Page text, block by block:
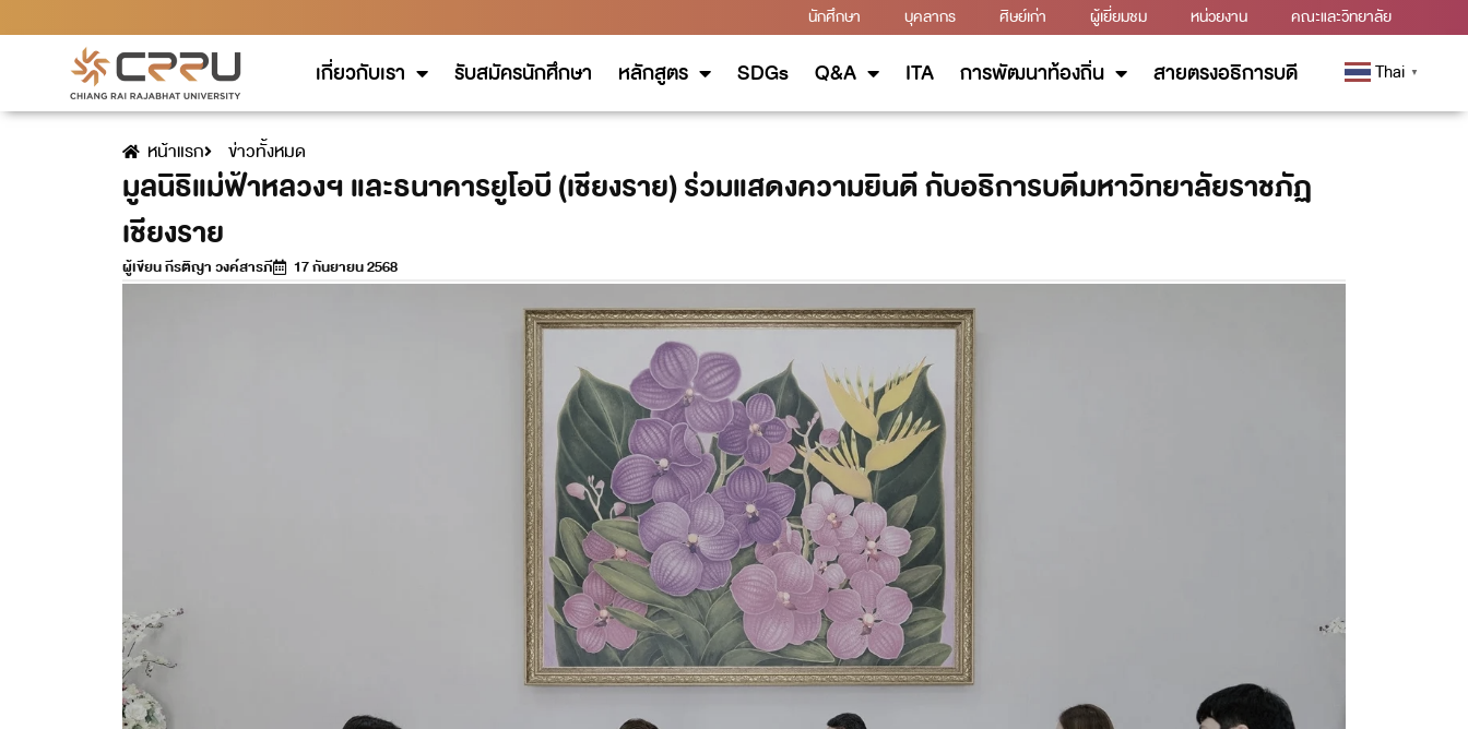
นักศึกษา บุคลากร ศิษย์เก่า ผู้เยี่ยมชม หน่วยงาน คณะและวิทยาลัย
เกี่ยวกับเรา รับสมัครนักศึกษา หลักสูตร SDGs Q&A ITA การพัฒนาท้องถิ่น สายตรงอธิการบดี Thai ▼
หน้าแรก ข่าวทั้งหมด
มูลนิธิแม่ฟ้าหลวงฯ และธนาคารยูโอบี (เชียงราย) ร่วมแสดงความยินดี กับอธิการบดีมหาวิทยาลัยราชภัฏ
เชียงราย
ผู้เขียนกีรติญา วงค์สารภี 17 กันยายน 2568